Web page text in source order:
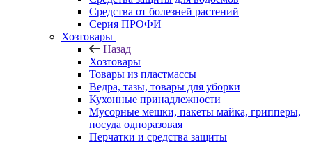
Средства от болезней растений
Серия ПРОФИ
Хозтовары
Назад
Хозтовары
Товары из пластмассы
Ведра, тазы, товары для уборки
Кухонные принадлежности
Мусорные мешки, пакеты майка, грипперы,
посуда одноразовая
Перчатки и средства защиты